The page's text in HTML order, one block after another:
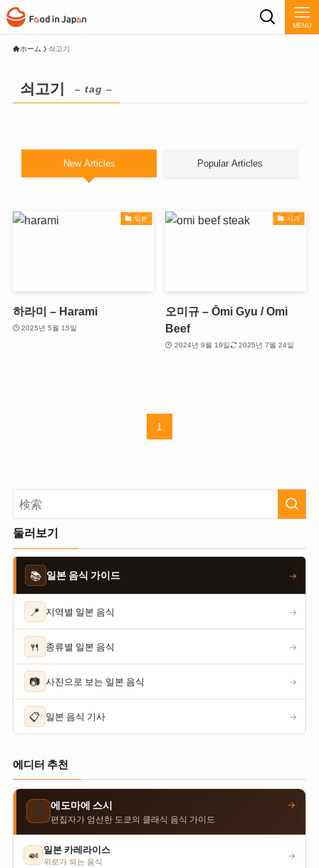
MENU
ホーム 쇠고기
쇠고기 – tag –
New Articles Popular Articles
일본
하라미 – Harami
2025년 5월 15일
시가
오미규 – Ōmi Gyu / Omi
Beef
2024년 9월 19일 2025년 7월 24일
1
둘러보기
📚 일본 음식 가이드 →
📍 지역별 일본 음식 →
🍴 종류별 일본 음식 →
📷 사진으로 보는 일본 음식 →
📋 일본 음식 기사 →
에디터 추천
🍣 에도마에 스시
편집자가 엄선한 도쿄의 클래식 음식 가이드
→
🍛 일본 카레라이스
위로가 되는 음식
→